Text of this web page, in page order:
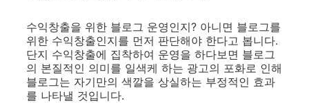
수익창출을 위한 블로그 운영인지? 아니면 블로그를
위한 수익창출인지를 먼저 판단해야 한다고 봅니다.
단지 수익창출에 집착하여 운영을 하다보면 블로그
의 본질적인 의미를 일색케 하는 광고의 포화로 인해
블로그는 자기만의 색깔을 상실하는 부정적인 효과
를 나타낼 것입니다.